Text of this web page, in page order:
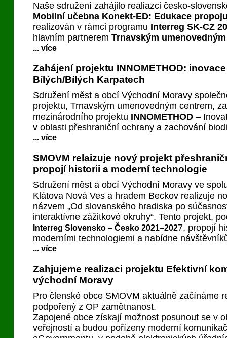
Naše sdružení zahájilo realiazci česko-
Mobilní učebna Konekt-ED: Edukace
realizován v rámci programu Interreg SK-CZ
hlavním partnerem Trnavským
... více
Zahájení projektu INNOMETHOD:
Bílých/Bílých Karpatech
Sdružení měst a obcí Východní Moravy
projektu, Trnavským umenovedným centrem,
mezinárodního projektu INNOMETHOD –
v oblasti přeshraniční ochrany a zachování
... více
SMOVM relaizuje nový projekt
propojí historii a moderní technologie
Sdružení měst a obcí Východní Moravy ve
Klátova Nová Ves a hradem Beckov realizuje
názvem „Od slovanského hradiska po
interaktívne zážitkové okruhy“. Tento projekt,
Interreg Slovensko – Česko 2021–2027, propojí
moderními technologiemi a nabídne
... více
Zahjujeme realizaci projektu Efektivní
východní Moravy
Pro členské obce SMOVM aktuálně začínáme
podpořený z OP zamětnanost.
Zapojené obce získají možnost posunout se v
veřejností a budou pořízeny moderní